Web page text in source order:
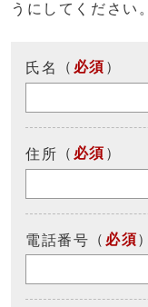
うにしてください。
氏名 （ 必須 ）
住所 （ 必須 ）
電話番号 （ 必須）